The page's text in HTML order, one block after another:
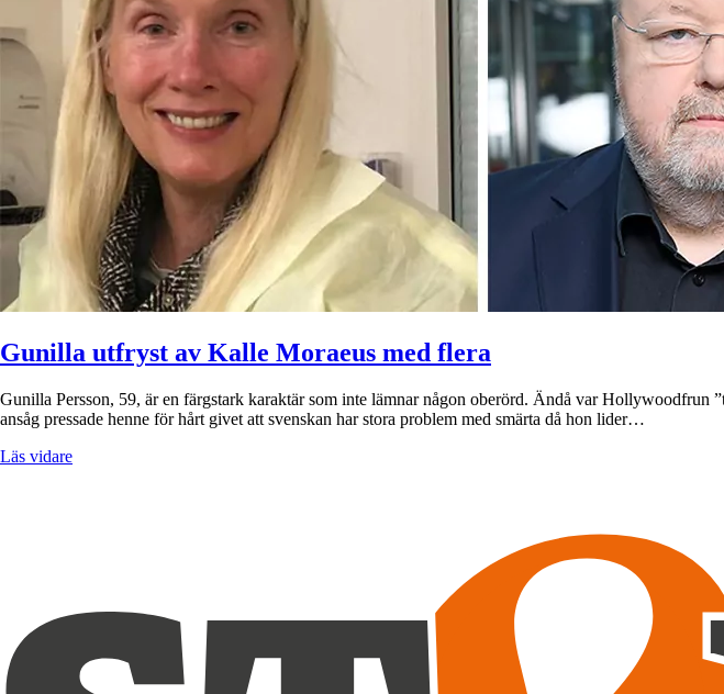
Gunilla utfryst av Kalle Moraeus med flera
Gunilla Persson, 59, är en färgstark karaktär som inte lämnar någon oberörd. Ändå var
ansåg pressade henne för hårt givet att svenskan har stora problem med smärta då hon lider…
Läs vidare